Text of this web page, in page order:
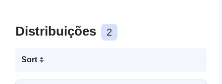
Distribuições 2
Sort